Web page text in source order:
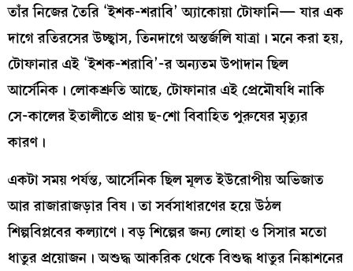
তাঁর নিজের তৈরি ‘ইশক-শরাবি’ অ্যাকোয়া টোফানি— যার এক
দাগে রতিরসের উচ্ছ্বাস, তিনদাগে অন্তর্জলি যাত্রা। মনে করা হয়,
টোফানার এই ‘ইশক-শরাবি’-র অন্যতম উপাদান ছিল
আর্সেনিক। লোকশ্রুতি আছে, টোফানার এই প্রেমৌষধি নাকি
সে-কালের ইতালীতে প্রায় ছ-শো বিবাহিত পুরুষের মৃত্যুর
কারণ।
একটা সময় পর্যন্ত, আর্সেনিক ছিল মূলত ইউরোপীয় অভিজাত
আর রাজারাজড়ার বিষ। তা সর্বসাধারণের হয়ে উঠল
শিল্পবিপ্লবের কল্যাণে। বড় শিল্পের জন্য লোহা ও সিসার মতো
ধাতুর প্রয়োজন। অশুদ্ধ আকরিক থেকে বিশুদ্ধ ধাতুর নিষ্কাশনের